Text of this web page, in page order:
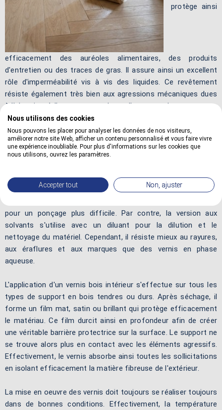
protège ainsi
efficacement des auréoles alimentaires, des produits
d'entretien ou des traces de gras. Il assure ainsi un excellent
rôle d'imperméabilité vis à vis des liquides. Ce revêtement
résiste également très bien aux agressions mécaniques dues
à l'abrasion, à l'usure et aux chocs. Il apporte alors une tenue
remarquable aux usages intensifs du quotidien. La surface
reste ainsi mieux protégée face aux sollicitations
quotidiennes.
solvant. La version à l'eau entraîne peu d'odeur tout en
permettant une dilution et un nettoyage des outils à l'eau. Le
pour un ponçage plus difficile. Par contre, la version aux
solvants s'utilise avec un diluant pour la dilution et le
nettoyage du matériel. Cependant, il résiste mieux au rayures,
aux éraflures et aux marques que des vernis en phase
aqueuse.
L'application d'un vernis bois intérieur s'effectue sur tous les
types de support en bois tendres ou durs. Après séchage, il
forme un film mat, satin ou brillant qui protège efficacement
le matériau. Ce film durcit ainsi en profondeur afin de créer
une véritable barrière protectrice sur la surface. Le support ne
se trouve alors plus en contact avec les éléments agressifs.
Effectivement, le vernis absorbe ainsi toutes les sollicitations
en isolant efficacement la matière fibreuse de l'extérieur.
La mise en oeuvre des vernis doit toujours se réaliser toujours
dans de bonnes conditions. Effectivement, la température
Nous utilisons des cookies
Nous pouvons les placer pour analyser les données de nos visiteurs,
améliorer notre site Web, afficher un contenu personnalisé et vous faire vivre
une expérience inoubliable. Pour plus d'informations sur les cookies que
nous utilisons, ouvrez les paramètres.
Accepter tout Non, ajuster